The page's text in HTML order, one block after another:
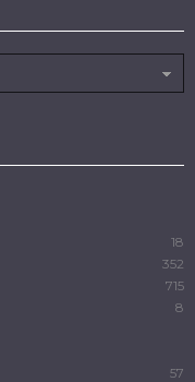
18
352
715
8
57